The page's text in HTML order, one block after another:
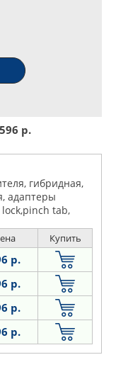
596 р.
гибридная,
адаптеры
tab,
Купить
р.
р.
р.
р.